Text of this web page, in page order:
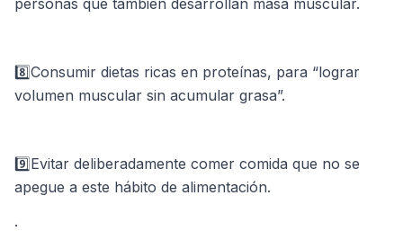
personas que también desarrollan masa muscular.⁣
8️⃣Consumir dietas ricas en proteínas, para “lograr
volumen muscular sin acumular grasa”.
9️⃣Evitar deliberadamente comer comida que no se
apegue a este hábito de alimentación.
⁣.